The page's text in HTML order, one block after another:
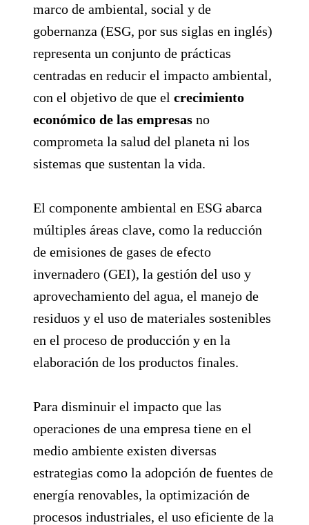
marco de ambiental, social y de
gobernanza (ESG, por sus siglas en inglés)
representa un conjunto de prácticas
centradas en reducir el impacto ambiental,
con el objetivo de que el crecimiento
económico de las empresas no
comprometa la salud del planeta ni los
sistemas que sustentan la vida.
El componente ambiental en ESG abarca
múltiples áreas clave, como la reducción
de emisiones de gases de efecto
invernadero (GEI), la gestión del uso y
aprovechamiento del agua, el manejo de
residuos y el uso de materiales sostenibles
en el proceso de producción y en la
elaboración de los productos finales.
Para disminuir el impacto que las
operaciones de una empresa tiene en el
medio ambiente existen diversas
estrategias como la adopción de fuentes de
energía renovables, la optimización de
procesos industriales, el uso eficiente de la